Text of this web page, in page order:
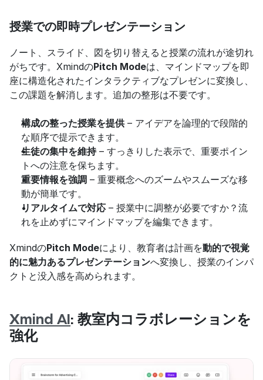
授業での即時プレゼンテーション
ノート、スライド、図を切り替えると授業の流れが途切れ
がちです。XmindのPitch Modeは、マインドマップを即
座に構造化されたインタラクティブなプレゼンに変換し、
この課題を解消します。追加の整形は不要です。
構成の整った授業を提供 – アイデアを論理的で段階的
な順序で提示できます。
生徒の集中を維持 – すっきりした表示で、重要ポイン
トへの注意を保ちます。
重要情報を強調 – 重要概念へのズームやスムーズな移
動が簡単です。
リアルタイムで対応 – 授業中に調整が必要ですか？流
れを止めずにマインドマップを編集できます。
XmindのPitch Modeにより、教育者は計画を動的で視覚
的に魅力あるプレゼンテーションへ変換し、授業のインパ
クトと没入感を高められます。
Xmind AI: 教室内コラボレーションを
強化